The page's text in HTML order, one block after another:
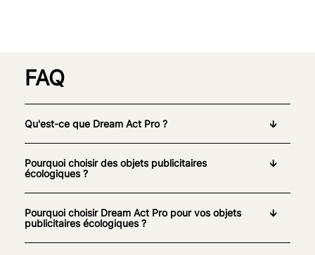
FAQ
Qu'est-ce que Dream Act Pro ?
Pourquoi choisir des objets publicitaires
écologiques ?
Pourquoi choisir Dream Act Pro pour vos objets
publicitaires écologiques ?